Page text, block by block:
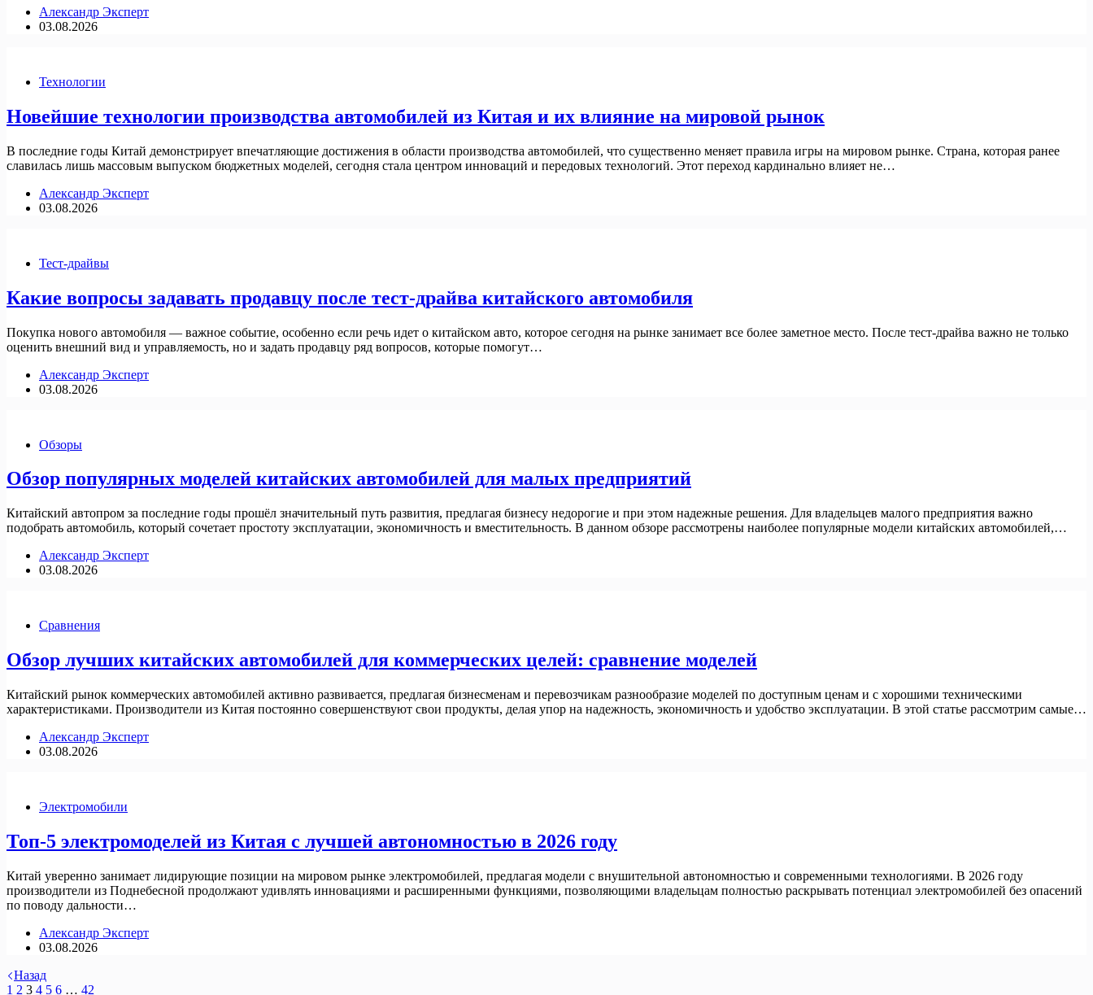
Александр Эксперт
03.08.2026
Технологии
Новейшие технологии производства автомобилей из Китая и их влияние на мировой рынок
В последние годы Китай демонстрирует впечатляющие достижения в области производства автомобилей, что существенно меняет правила игры на мировом рынке. Страна, которая ранее
славилась лишь массовым выпуском бюджетных моделей, сегодня стала центром инноваций и передовых технологий. Этот переход кардинально влияет не…
Александр Эксперт
03.08.2026
Тест-драйвы
Какие вопросы задавать продавцу после тест-драйва китайского автомобиля
Покупка нового автомобиля — важное событие, особенно если речь идет о китайском авто, которое сегодня на рынке занимает все более заметное место. После тест-драйва важно не только
оценить внешний вид и управляемость, но и задать продавцу ряд вопросов, которые помогут…
Александр Эксперт
03.08.2026
Обзоры
Обзор популярных моделей китайских автомобилей для малых предприятий
Китайский автопром за последние годы прошёл значительный путь развития, предлагая бизнесу недорогие и при этом надежные решения. Для владельцев малого предприятия важно
подобрать автомобиль, который сочетает простоту эксплуатации, экономичность и вместительность. В данном обзоре рассмотрены наиболее популярные модели китайских автомобилей,…
Александр Эксперт
03.08.2026
Сравнения
Обзор лучших китайских автомобилей для коммерческих целей: сравнение моделей
Китайский рынок коммерческих автомобилей активно развивается, предлагая бизнесменам и перевозчикам разнообразие моделей по доступным ценам и с хорошими техническими
характеристиками. Производители из Китая постоянно совершенствуют свои продукты, делая упор на надежность, экономичность и удобство эксплуатации. В этой статье рассмотрим самые…
Александр Эксперт
03.08.2026
Электромобили
Топ-5 электромоделей из Китая с лучшей автономностью в 2026 году
Китай уверенно занимает лидирующие позиции на мировом рынке электромобилей, предлагая модели с внушительной автономностью и современными технологиями. В 2026 году
производители из Поднебесной продолжают удивлять инновациями и расширенными функциями, позволяющими владельцам полностью раскрывать потенциал электромобилей без опасений
по поводу дальности…
Александр Эксперт
03.08.2026
Назад
1 2 3 4 5 6 … 42